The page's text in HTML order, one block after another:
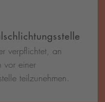
verpflichtet, an
vor einer
teilzunehmen.